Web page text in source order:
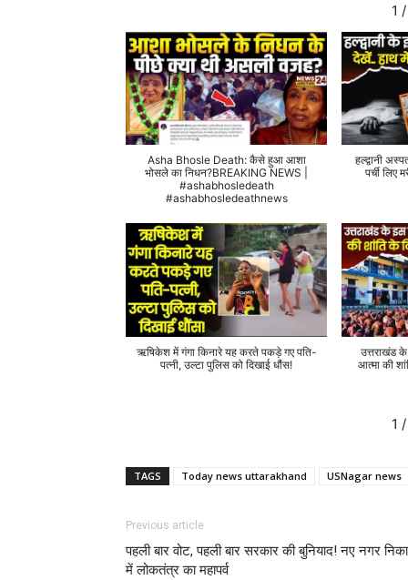
1 /
Asha Bhosle Death: कैसे हुआ आशा
भोसले का निधन?BREAKING NEWS |
#ashabhosledeath
#ashabhosledeathnews
हल्द्वानी
पर्ची
ऋषिकेश में गंगा किनारे यह करते पकड़े गए पति-
पत्नी, उल्टा पुलिस को दिखाई धौंस!
उत्तराखंड
आत्मा की
1 /
TAGS Today news uttarakhand USNagar news
Previous article
पहली बार वोट, पहली बार सरकार की बुनियाद! नए नगर
में लोकतंत्र का महापर्व